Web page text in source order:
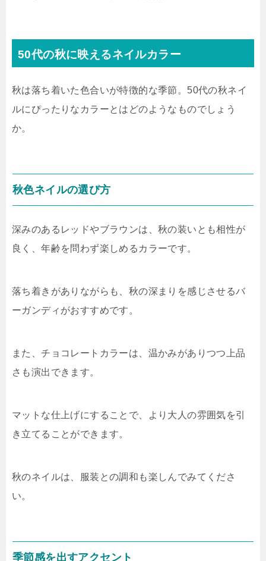
50代の秋に映えるネイルカラー
秋は落ち着いた色合いが特徴的な季節。50代の秋ネイ
ルにぴったりなカラーとはどのようなものでしょう
か。
秋色ネイルの選び方
深みのあるレッドやブラウンは、秋の装いとも相性が
良く、年齢を問わず楽しめるカラーです。
落ち着きがありながらも、秋の深まりを感じさせるバ
ーガンディがおすすめです。
また、チョコレートカラーは、温かみがありつつ上品
さも演出できます。
マットな仕上げにすることで、より大人の雰囲気を引
き立てることができます。
秋のネイルは、服装との調和も楽しんでみてくださ
い。
季節感を出すアクセント